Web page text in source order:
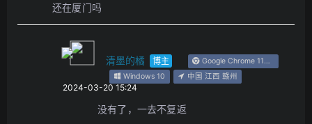
还在厦门吗
清墨的橘 博主
Google Chrome 114.0.5735.289
Windows 10
中国 江西 赣州
2024-03-20 15:24
没有了，一去不复返